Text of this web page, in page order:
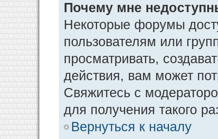
Почему мне
Некоторые форумы
пользователям или
просматривать,
действия, вам может
Свяжитесь с
для получения такого
Вернуться к началу